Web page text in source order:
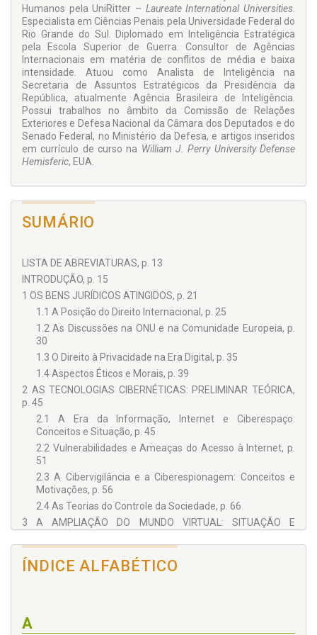
Humanos pela UniRitter – Laureate International Universities.
Especialista em Ciências Penais pela Universidade Federal do
Rio Grande do Sul. Diplomado em Inteligência Estratégica
pela Escola Superior de Guerra. Consultor de Agências
Internacionais em matéria de conflitos de média e baixa
intensidade. Atuou como Analista de Inteligência na
Secretaria de Assuntos Estratégicos da Presidência da
República, atualmente Agência Brasileira de Inteligência.
Possui trabalhos no âmbito da Comissão de Relações
Exteriores e Defesa Nacional da Câmara dos Deputados e do
Senado Federal, no Ministério da Defesa, e artigos inseridos
em currículo de curso na William J. Perry University Defense
Hemisferic, EUA.
SUMÁRIO
LISTA DE ABREVIATURAS, p. 13
INTRODUÇÃO, p. 15
1 OS BENS JURÍDICOS ATINGIDOS, p. 21
1.1 A Posição do Direito Internacional, p. 25
1.2 As Discussões na ONU e na Comunidade Europeia, p.
30
1.3 O Direito à Privacidade na Era Digital, p. 35
1.4 Aspectos Éticos e Morais, p. 39
2 AS TECNOLOGIAS CIBERNÉTICAS: PRELIMINAR TEÓRICA,
p. 45
2.1 A Era da Informação, Internet e Ciberespaço:
Conceitos e Situação, p. 45
2.2 Vulnerabilidades e Ameaças do Acesso à Internet, p.
51
2.3 A Cibervigilância e a Ciberespionagem: Conceitos e
Motivações, p. 56
2.4 As Teorias do Controle da Sociedade, p. 66
3 A AMPLIAÇÃO DO MUNDO VIRTUAL: SITUAÇÃO E
3.1 Os Cenários do Mundo Virtual e suas Relações com o
Poder e Direito, p. 73
ÍNDICE ALFABÉTICO
A